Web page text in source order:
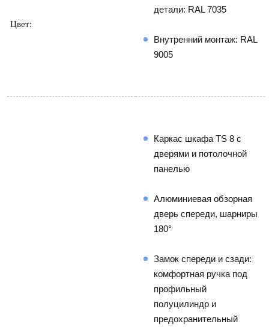
Цвет:
детали: RAL 7035
Внутренний монтаж: RAL
9005
Каркас шкафа TS 8 с
дверями и потолочной
панелью
Алюминиевая обзорная
дверь спереди, шарниры
180°
Замок спереди и сзади:
комфортная ручка под
профильный
полуцилиндр и
предохранительный